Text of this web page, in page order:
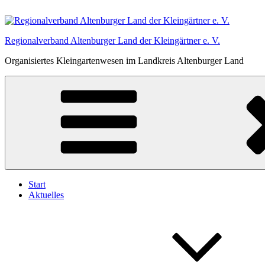
Inhalt
Regionalverband Altenburger Land der Kleingärtner e. V.
Organisiertes Kleingartenwesen im Landkreis Altenburger Land
Start
Aktuelles